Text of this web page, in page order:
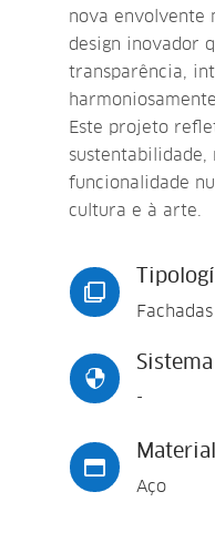
nova envolvente
design inovador
transparência,
Este projeto
sustentabilidade,
funcionalidade
cultura e à arte.


-

Material
Aço